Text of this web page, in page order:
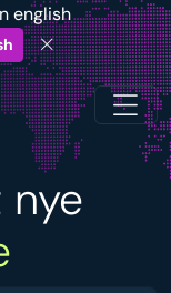
english
nye